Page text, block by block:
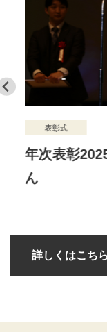
表彰式
年次表彰
ん
詳しくはこちら